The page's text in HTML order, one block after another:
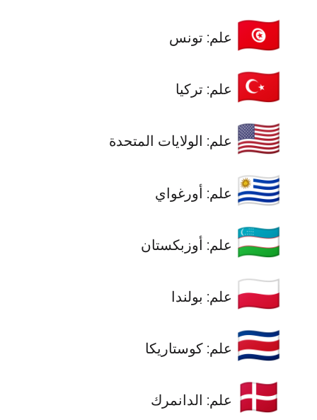
🇹🇳 علم: تونس
🇹🇷 علم: تركيا
🇺🇸 علم: الولايات المتحدة
🇺🇾 علم: أورغواي
🇺🇿 علم: أوزبكستان
🇵🇱 علم: بولندا
🇨🇷 علم: كوستاريكا
🇩🇰 علم: الدانمرك